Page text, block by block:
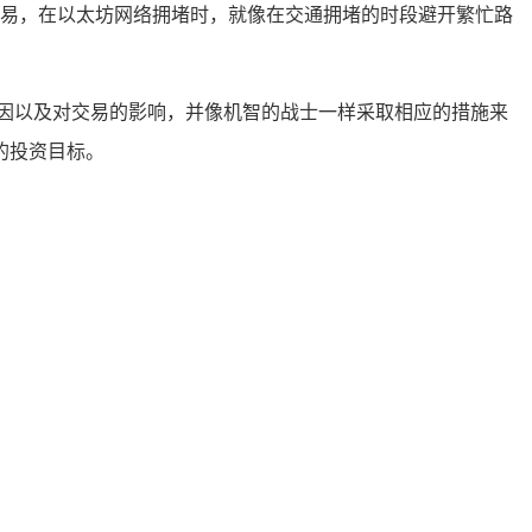
，在以太坊网络拥堵时，就像在交通拥堵的时段避开繁忙路
及对交易的影响，并像机智的战士一样采取相应的措施来
资目标。